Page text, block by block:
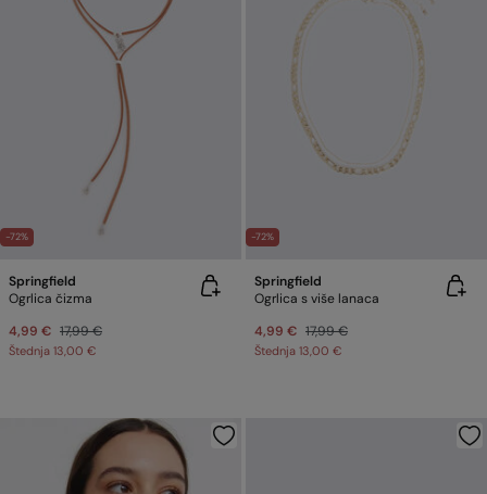
-72%
Springfield
Ogrlica čizma
4,99 € 17,99 €
Štednja 13,00 €
-72%
Springfield
Ogrlica s više lanaca
4,99 € 17,99 €
Štednja 13,00 €